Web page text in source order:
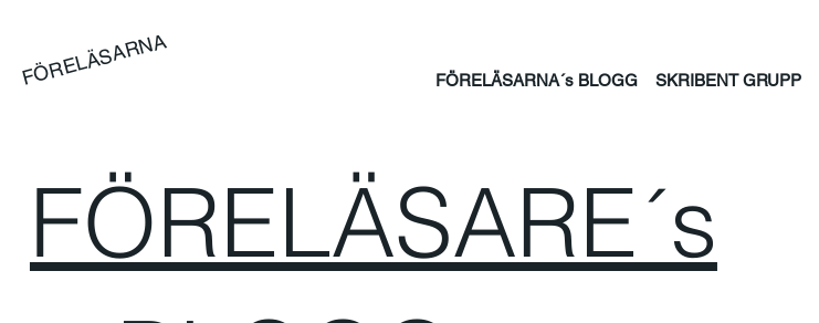
FÖRELÄSARNA FÖRELÄSARNA´s BLOGG SKRIBENT GRUPP
FÖRELÄSARE´s